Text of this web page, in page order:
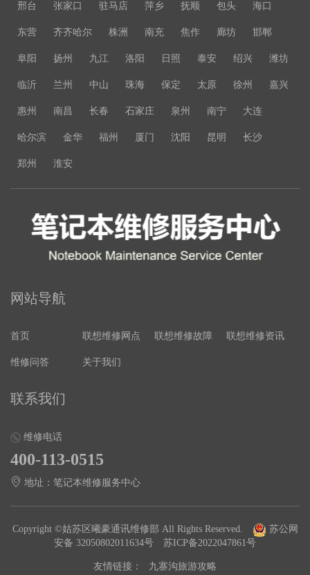
邢台 张家口 驻马店 萍乡 抚顺 包头 海口
东营 齐齐哈尔 株洲 南充 焦作 廊坊 邯郸
阜阳 扬州 九江 洛阳 日照 泰安 绍兴 潍坊
临沂 兰州 中山 珠海 保定 太原 徐州 嘉兴
惠州 南昌 长春 石家庄 泉州 南宁 大连
哈尔滨 金华 福州 厦门 沈阳 昆明 长沙
郑州 淮安
网站导航
首页 联想维修网点 联想维修故障 联想维修资讯
维修问答 关于我们
联系我们
维修电话
400-113-0515
地址：笔记本维修服务中心
Copyright ©姑苏区曦豪通讯维修部 All Rights Reserved.
苏公网
安备 32050802011634号
苏ICP备2022047861号
友情链接： 九寨沟旅游攻略